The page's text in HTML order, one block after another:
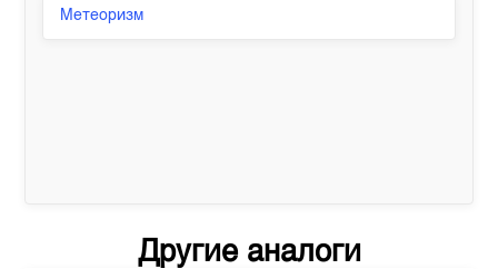
Метеоризм
Другие аналоги